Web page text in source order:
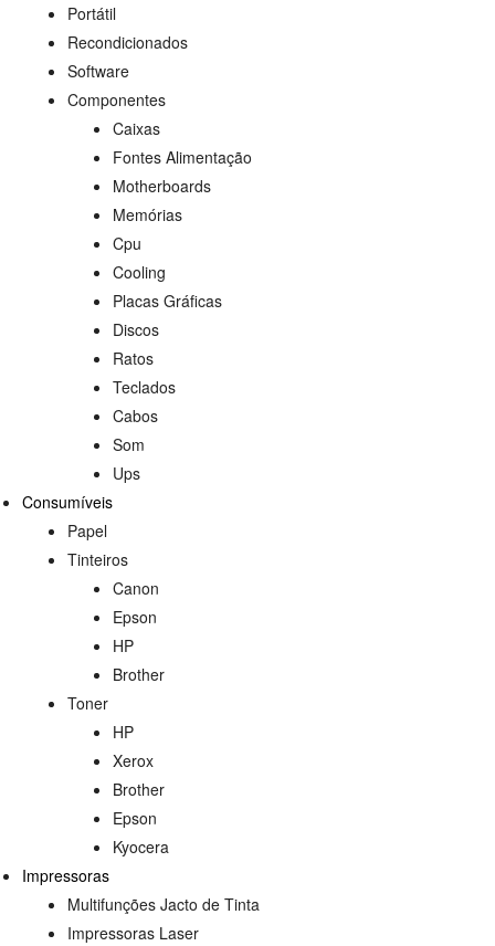
Portátil
Recondicionados
Software
Componentes
Caixas
Fontes Alimentação
Motherboards
Memórias
Cpu
Cooling
Placas Gráficas
Discos
Ratos
Teclados
Cabos
Som
Ups
Consumíveis
Papel
Tinteiros
Canon
Epson
HP
Brother
Toner
HP
Xerox
Brother
Epson
Kyocera
Impressoras
Multifunções Jacto de Tinta
Impressoras Laser